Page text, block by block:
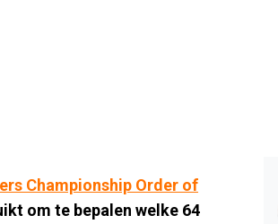
Championship Order of
om te bepalen welke 64